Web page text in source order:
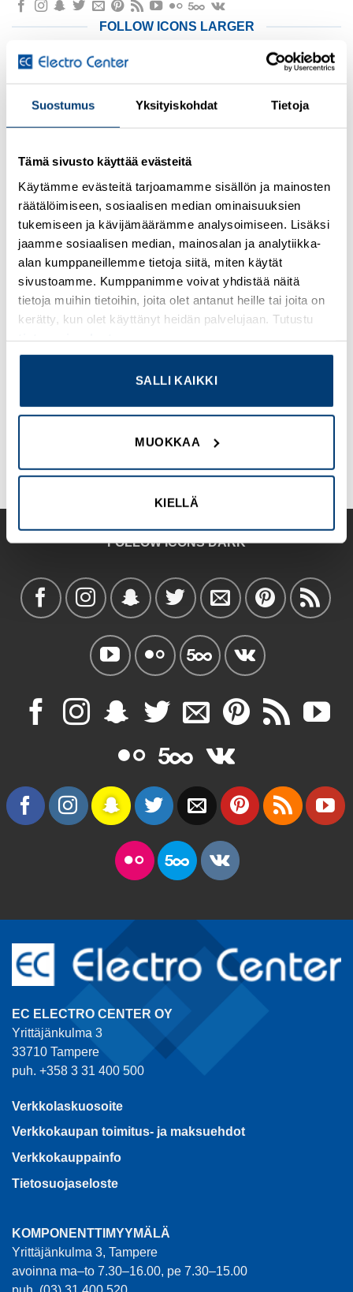
Suostumus Yksityiskohdat Tietoja
Tämä sivusto käyttää evästeitä
Käytämme evästeitä tarjoamamme sisällön ja mainosten
räätälöimiseen, sosiaalisen median ominaisuuksien
tukemiseen ja kävijämäärämme analysoimiseen. Lisäksi
jaamme sosiaalisen median, mainosalan ja analytiikka-
alan kumppaneillemme tietoja siitä, miten käytät
sivustoamme. Kumppanimme voivat yhdistää näitä
tietoja muihin tietoihin, joita olet antanut heille tai joita on
kerätty, kun olet käyttänyt heidän palvelujaan. Tutustu
SALLI KAIKKI
MUOKKAA
KIELLÄ
FOLLOW ICONS LARGER
FOLLOW ICONS LARGER FILL
FOLLOW ICONS LARGE
FOLLOW ICONS DARK
EC ELECTRO CENTER OY
Yrittäjänkulma 3
33710 Tampere
puh. +358 3 31 400 500
Verkkolaskuosoite
Verkkokaupan toimitus- ja maksuehdot
Verkkokauppainfo
Tietosuojaseloste
KOMPONENTTIMYYMÄLÄ
Yrittäjänkulma 3, Tampere
avoinna ma–to 7.30–16.00, pe 7.30–15.00